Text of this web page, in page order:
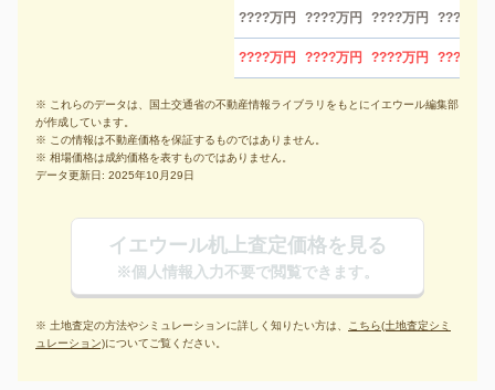
????万円 ????万円 ????万円 ????万円
????万円 ????万円 ????万円 ????万円
※ これらのデータは、国土交通省の不動産情報ライブラリをもとにイエウール編集部
が作成しています。
※ この情報は不動産価格を保証するものではありません。
※ 相場価格は成約価格を表すものではありません。
データ更新日: 2025年10月29日
イエウール机上査定価格を見る
※個人情報入力不要で閲覧できます。
※ 土地査定の方法やシミュレーションに詳しく知りたい方は、 こちら(土地査定シミ
ュレーション)についてご覧ください。